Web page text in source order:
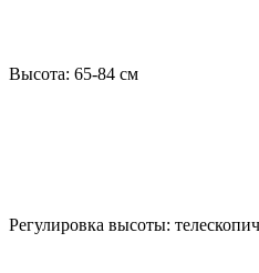
Высота: 65-84 см
Регулировка высоты: